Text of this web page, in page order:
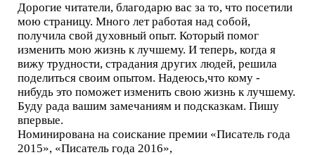
Дорогие читатели, благодарю вас за то, что посетили
мою страницу. Много лет работая над собой,
получила свой духовный опыт. Который помог
изменить мою жизнь к лучшему. И теперь, когда я
вижу трудности, страдания других людей, решила
поделиться своим опытом. Надеюсь,что кому -
нибудь это поможет изменить свою жизнь к лучшему.
Буду рада вашим замечаниям и подсказкам. Пишу
впервые.
Номинирована на соискание премии «Писатель года
2015», «Писатель года 2016»,